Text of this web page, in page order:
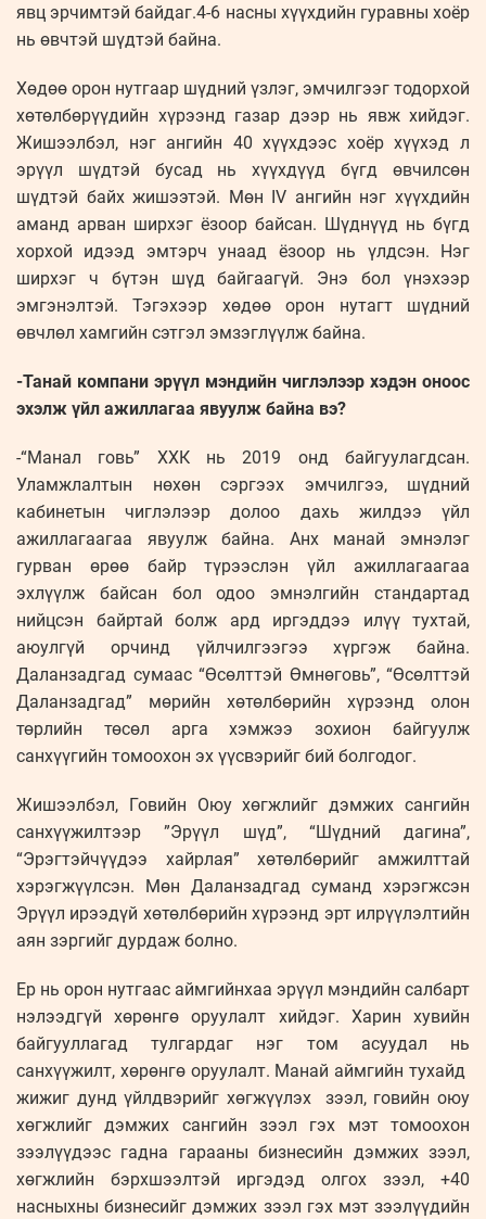
явц эрчимтэй байдаг.4-6 насны хүүхдийн гуравны хоёр
нь өвчтэй шүдтэй байна.
Хөдөө орон нутгаар шүдний үзлэг, эмчилгээг тодорхой
хөтөлбөрүүдийн хүрээнд газар дээр нь явж хийдэг.
Жишээлбэл, нэг ангийн 40 хүүхдээс хоёр хүүхэд л
эрүүл шүдтэй бусад нь хүүхдүүд бүгд өвчилсөн
шүдтэй байх жишээтэй. Мөн IV ангийн нэг хүүхдийн
аманд арван ширхэг ёзоор байсан. Шүднүүд нь бүгд
хорхой идээд эмтэрч унаад ёзоор нь үлдсэн. Нэг
ширхэг ч бүтэн шүд байгаагүй. Энэ бол үнэхээр
эмгэнэлтэй. Тэгэхээр хөдөө орон нутагт шүдний
өвчлөл хамгийн сэтгэл эмзэглүүлж байна.
-Танай компани эрүүл мэндийн чиглэлээр хэдэн оноос
эхэлж үйл ажиллагаа явуулж байна вэ?
-“Манал говь” ХХК нь 2019 онд байгуулагдсан.
Уламжлалтын нөхөн сэргээх эмчилгээ, шүдний
кабинетын чиглэлээр долоо дахь жилдээ үйл
ажиллагаагаа явуулж байна. Анх манай эмнэлэг
гурван өрөө байр түрээслэн үйл ажиллагаагаа
эхлүүлж байсан бол одоо эмнэлгийн стандартад
нийцсэн байртай болж ард иргэддээ илүү тухтай,
аюулгүй орчинд үйлчилгээгээ хүргэж байна.
Даланзадгад сумаас “Өсөлттэй Өмнөговь”, “Өсөлттэй
Даланзадгад” мөрийн хөтөлбөрийн хүрээнд олон
төрлийн төсөл арга хэмжээ зохион байгуулж
санхүүгийн томоохон эх үүсвэрийг бий болгодог.
Жишээлбэл, Говийн Оюу хөгжлийг дэмжих сангийн
санхүүжилтээр ”Эрүүл шүд”, “Шүдний дагина”,
“Эрэгтэйчүүдээ хайрлая” хөтөлбөрийг амжилттай
хэрэгжүүлсэн. Мөн Даланзадгад суманд хэрэгжсэн
Эрүүл ирээдүй хөтөлбөрийн хүрээнд эрт илрүүлэлтийн
аян зэргийг дурдаж болно.
Ер нь орон нутгаас аймгийнхаа эрүүл мэндийн салбарт
нэлээдгүй хөрөнгө оруулалт хийдэг. Харин хувийн
байгууллагад тулгардаг нэг том асуудал нь
санхүүжилт, хөрөнгө оруулалт. Манай аймгийн тухайд
жижиг дунд үйлдвэрийг хөгжүүлэх зээл, говийн оюу
хөгжлийг дэмжих сангийн зээл гэх мэт томоохон
зээлүүдээс гадна гарааны бизнесийн дэмжих зээл,
хөгжлийн бэрхшээлтэй иргэдэд олгох зээл, +40
насныхны бизнесийг дэмжих зээл гэх мэт зээлүүдийн